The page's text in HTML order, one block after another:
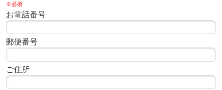
※必須
お電話番号
郵便番号
ご住所